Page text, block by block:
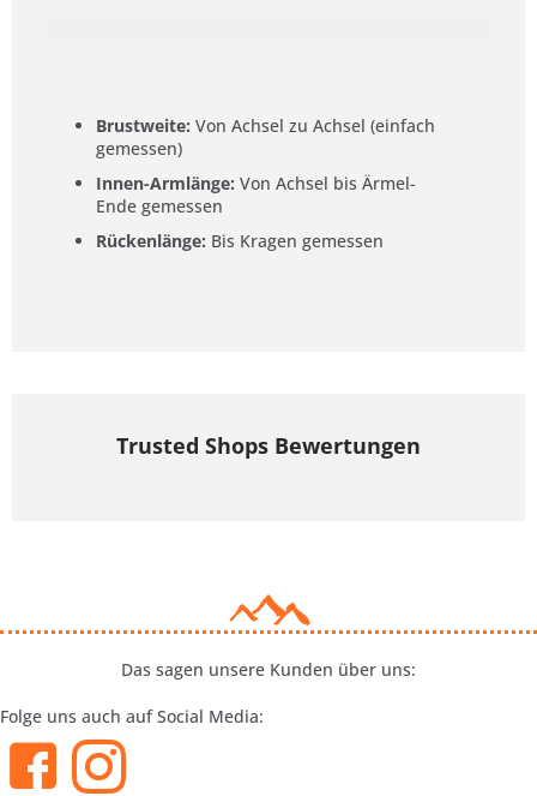
Brustweite: Von Achsel zu Achsel (einfach
gemessen)
Innen-Armlänge: Von Achsel bis Ärmel-
Ende gemessen
Rückenlänge: Bis Kragen gemessen
Trusted Shops Bewertungen
Das sagen unsere Kunden über uns:
Folge uns auch auf Social Media: